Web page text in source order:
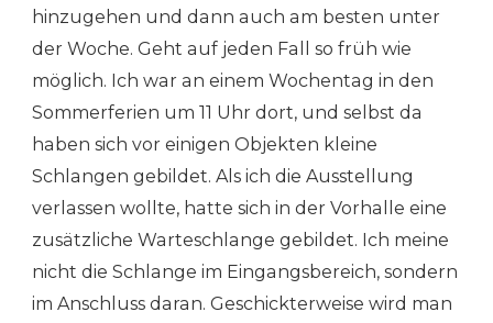
hinzugehen und dann auch am besten unter
der Woche. Geht auf jeden Fall so früh wie
möglich. Ich war an einem Wochentag in den
Sommerferien um 11 Uhr dort, und selbst da
haben sich vor einigen Objekten kleine
Schlangen gebildet. Als ich die Ausstellung
verlassen wollte, hatte sich in der Vorhalle eine
zusätzliche Warteschlange gebildet. Ich meine
nicht die Schlange im Eingangsbereich, sondern
im Anschluss daran. Geschickterweise wird man